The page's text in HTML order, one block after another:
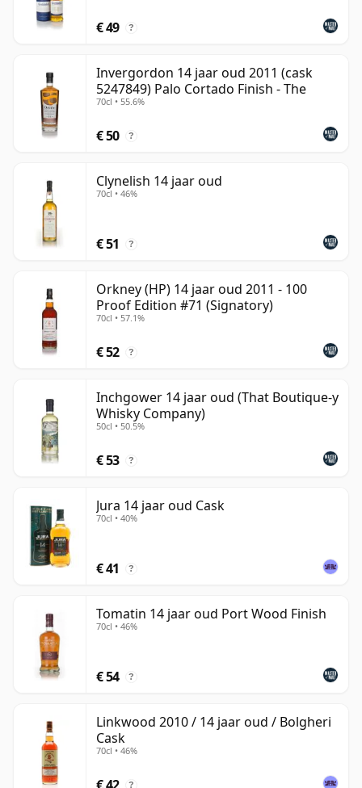
€ 49 ?
Invergordon 14 jaar oud 2011 (cask
5247849) Palo Cortado Finish - The
70cl • 55.6%
€ 50 ?
Clynelish 14 jaar oud
70cl • 46%
€ 51 ?
Orkney (HP) 14 jaar oud 2011 - 100
Proof Edition #71 (Signatory)
70cl • 57.1%
€ 52 ?
Inchgower 14 jaar oud (That Boutique-y
Whisky Company)
50cl • 50.5%
€ 53 ?
Jura 14 jaar oud Cask
70cl • 40%
€ 41 ?
Tomatin 14 jaar oud Port Wood Finish
70cl • 46%
€ 54 ?
Linkwood 2010 / 14 jaar oud / Bolgheri
Cask
70cl • 46%
?